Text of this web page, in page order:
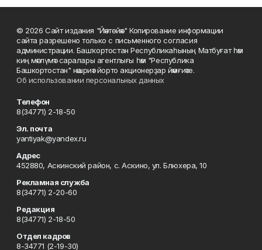
© 2026 Сайт издания "Йәнтөйәк" Копирование информации
сайта разрешено только с письменного согласия
администрации. Башҡортостан Республикаһының Матбуғат һәм
киң мәғлүмәт саралары агентлығы һәм "Республика
Башкортостан" нәшриәт йорто акционерҙар йәмғиәте.
Об использовании персональных данных
Телефон
8(34771) 2-18-50
Эл. почта
yantiyak@yandex.ru
Адрес
452880, Аскинский район, с. Аскино, ул. Блюхера, 10
Рекламная служба
8(34771) 2-20-60
Редакция
8(34771) 2-18-50
Отдел кадров
8-34771 (2-19-30)